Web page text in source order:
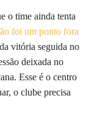
o time ainda tenta
foi um ponto fora
vitória seguida no
deixada no
Esse é o centro
o clube precisa